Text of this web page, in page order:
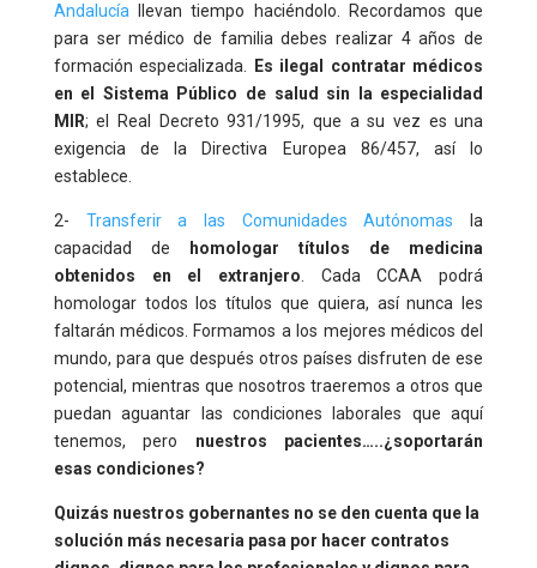
Andalucía llevan tiempo haciéndolo. Recordamos que
para ser médico de familia debes realizar 4 años de
formación especializada.
Es ilegal contratar médicos
en el Sistema Público de salud sin la especialidad
MIR; el Real Decreto 931/1995, que a su vez es una
exigencia de la Directiva Europea 86/457, así lo
establece.
2- Transferir a las Comunidades Autónomas la
capacidad de
homologar títulos de medicina
obtenidos en el extranjero . Cada CCAA podrá
homologar todos los títulos que quiera, así nunca les
faltarán médicos. Formamos a los mejores médicos del
mundo, para que después otros países disfruten de ese
potencial, mientras que nosotros traeremos a otros que
puedan aguantar las condiciones laborales que aquí
tenemos, pero nuestros pacientes…..¿soportarán
esas condiciones?
Quizás nuestros gobernantes no se den cuenta que la
solución más necesaria pasa por hacer contratos